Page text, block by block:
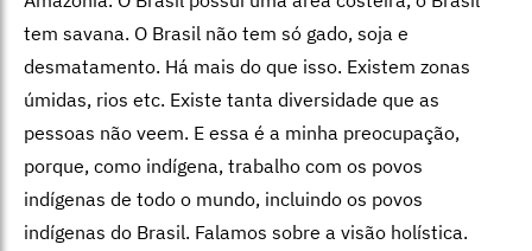
tem savana. O Brasil não tem só gado, soja e
desmatamento. Há mais do que isso. Existem zonas
úmidas, rios etc. Existe tanta diversidade que as
pessoas não veem. E essa é a minha preocupação,
porque, como indígena, trabalho com os povos
indígenas de todo o mundo, incluindo os povos
indígenas do Brasil. Falamos sobre a visão holística.